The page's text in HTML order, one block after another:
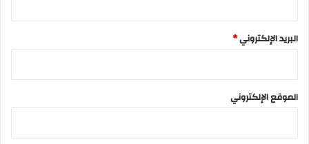
البريد الإلكتروني*
الموقع الإلكتروني